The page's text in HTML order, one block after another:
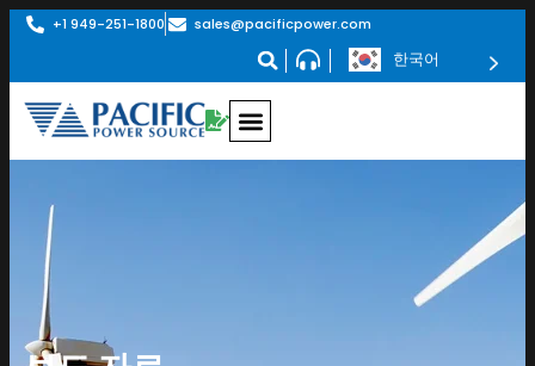
+1 949-251-1800 sales@pacificpower.com
한국어